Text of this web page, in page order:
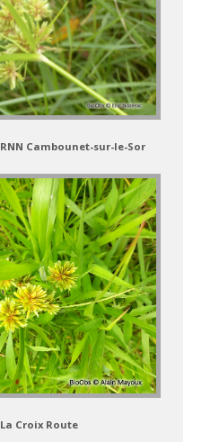
RNN Cambounet-sur-le-Sor
La Croix Route